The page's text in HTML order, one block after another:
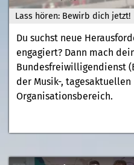
Lass hören: Bewirb dich jetzt!
Du suchst neue
engagiert? Dann mach
Bundesfreiwilligendienst
der Musik-,
Organisationsbereich.